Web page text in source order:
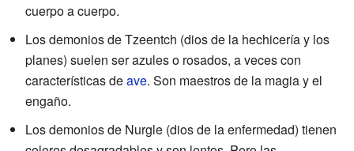
cuerpo a cuerpo.
Los demonios de Tzeentch (dios de la hechicería y los
planes) suelen ser azules o rosados, a veces con
características deave. Son maestros de la magia y el
engaño.
Los demonios de Nurgle (dios de la enfermedad) tienen